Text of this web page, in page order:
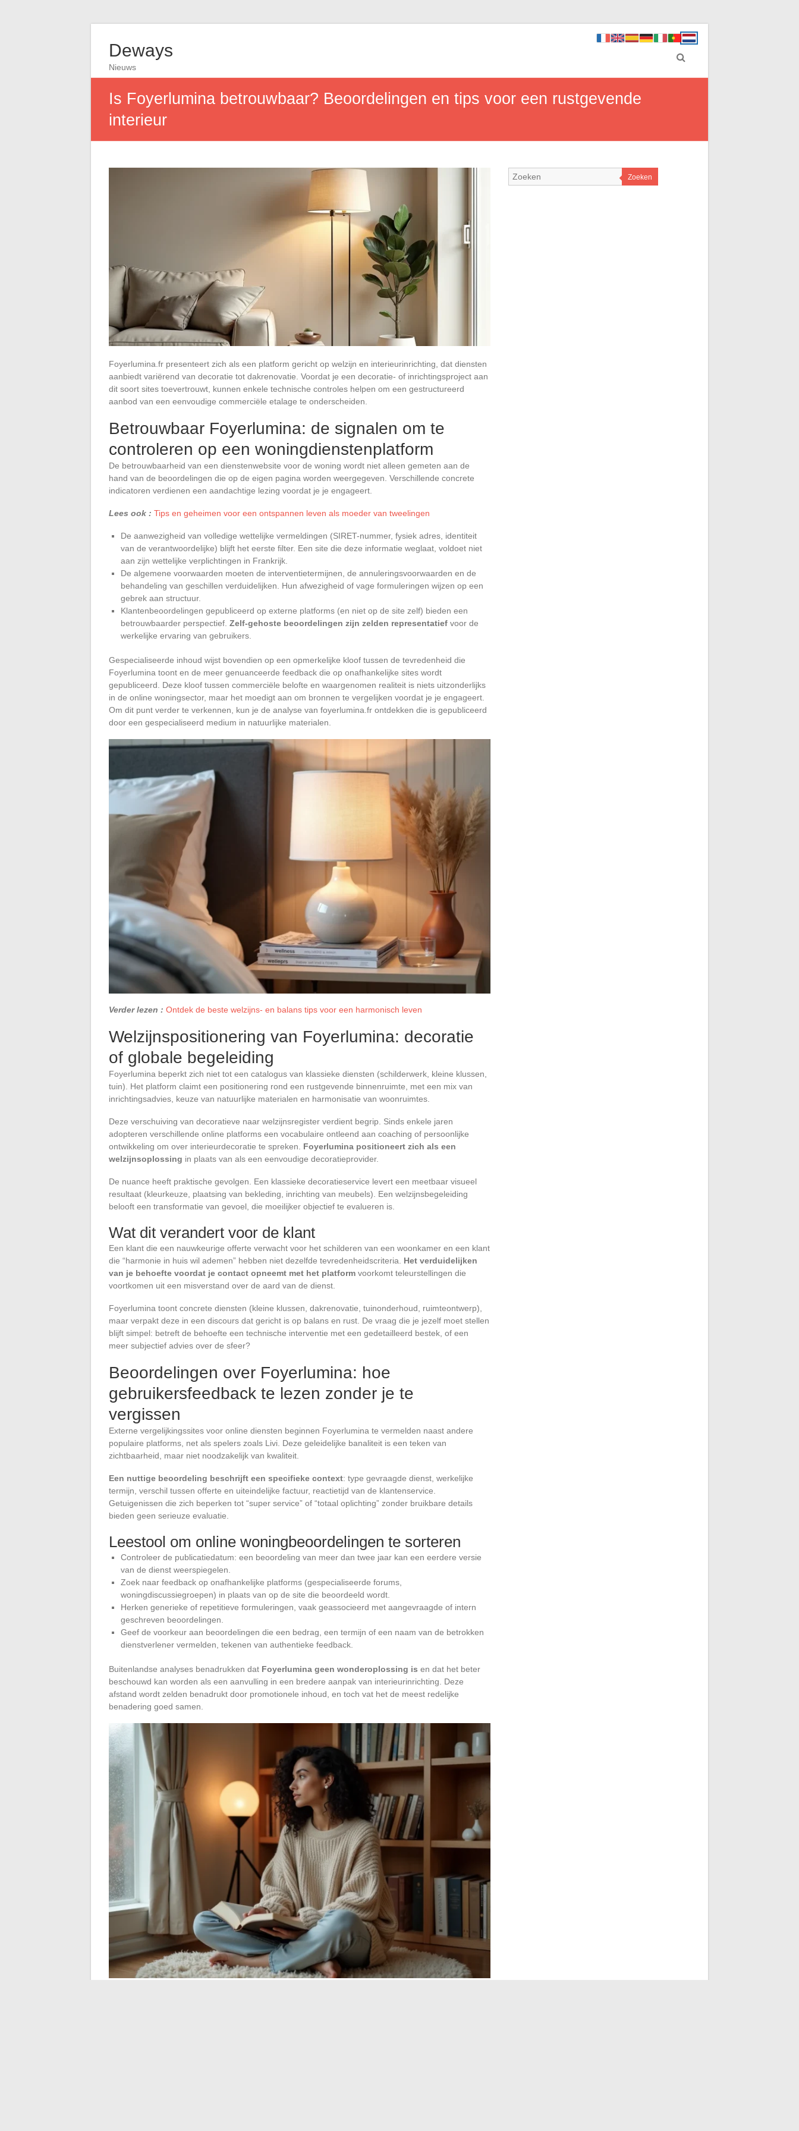
Deways
Nieuws
Is Foyerlumina betrouwbaar? Beoordelingen en tips voor een rustgevende
interieur
Foyerlumina.fr presenteert zich als een platform gericht op welzijn en interieurinrichting, dat diensten
aanbiedt variërend van decoratie tot dakrenovatie. Voordat je een decoratie- of inrichtingsproject aan
dit soort sites toevertrouwt, kunnen enkele technische controles helpen om een gestructureerd
aanbod van een eenvoudige commerciële etalage te onderscheiden.
Betrouwbaar Foyerlumina: de signalen om te
controleren op een woningdienstenplatform
De betrouwbaarheid van een dienstenwebsite voor de woning wordt niet alleen gemeten aan de
hand van de beoordelingen die op de eigen pagina worden weergegeven. Verschillende concrete
indicatoren verdienen een aandachtige lezing voordat je je engageert.
Lees ook : Tips en geheimen voor een ontspannen leven als moeder van tweelingen
De aanwezigheid van volledige wettelijke vermeldingen (SIRET-nummer, fysiek adres, identiteit
van de verantwoordelijke) blijft het eerste filter. Een site die deze informatie weglaat, voldoet niet
aan zijn wettelijke verplichtingen in Frankrijk.
De algemene voorwaarden moeten de interventietermijnen, de annuleringsvoorwaarden en de
behandeling van geschillen verduidelijken. Hun afwezigheid of vage formuleringen wijzen op een
gebrek aan structuur.
Klantenbeoordelingen gepubliceerd op externe platforms (en niet op de site zelf) bieden een
betrouwbaarder perspectief. Zelf-gehoste beoordelingen zijn zelden representatief voor de
werkelijke ervaring van gebruikers.
Gespecialiseerde inhoud wijst bovendien op een opmerkelijke kloof tussen de tevredenheid die
Foyerlumina toont en de meer genuanceerde feedback die op onafhankelijke sites wordt
gepubliceerd. Deze kloof tussen commerciële belofte en waargenomen realiteit is niets uitzonderlijks
in de online woningsector, maar het moedigt aan om bronnen te vergelijken voordat je je engageert.
Om dit punt verder te verkennen, kun je de analyse van foyerlumina.fr ontdekken die is gepubliceerd
door een gespecialiseerd medium in natuurlijke materialen.
Verder lezen : Ontdek de beste welzijns- en balans tips voor een harmonisch leven
Welzijnspositionering van Foyerlumina: decoratie
of globale begeleiding
Foyerlumina beperkt zich niet tot een catalogus van klassieke diensten (schilderwerk, kleine klussen,
tuin). Het platform claimt een positionering rond een rustgevende binnenruimte, met een mix van
inrichtingsadvies, keuze van natuurlijke materialen en harmonisatie van woonruimtes.
Deze verschuiving van decoratieve naar welzijnsregister verdient begrip. Sinds enkele jaren
adopteren verschillende online platforms een vocabulaire ontleend aan coaching of persoonlijke
ontwikkeling om over interieurdecoratie te spreken. Foyerlumina positioneert zich als een
welzijnsoplossing in plaats van als een eenvoudige decoratieprovider.
De nuance heeft praktische gevolgen. Een klassieke decoratieservice levert een meetbaar visueel
resultaat (kleurkeuze, plaatsing van bekleding, inrichting van meubels). Een welzijnsbegeleiding
belooft een transformatie van gevoel, die moeilijker objectief te evalueren is.
Wat dit verandert voor de klant
Een klant die een nauwkeurige offerte verwacht voor het schilderen van een woonkamer en een klant
die “harmonie in huis wil ademen” hebben niet dezelfde tevredenheidscriteria. Het verduidelijken
van je behoefte voordat je contact opneemt met het platform voorkomt teleurstellingen die
voortkomen uit een misverstand over de aard van de dienst.
Foyerlumina toont concrete diensten (kleine klussen, dakrenovatie, tuinonderhoud, ruimteontwerp),
maar verpakt deze in een discours dat gericht is op balans en rust. De vraag die je jezelf moet stellen
blijft simpel: betreft de behoefte een technische interventie met een gedetailleerd bestek, of een
meer subjectief advies over de sfeer?
Beoordelingen over Foyerlumina: hoe
gebruikersfeedback te lezen zonder je te
vergissen
Externe vergelijkingssites voor online diensten beginnen Foyerlumina te vermelden naast andere
populaire platforms, net als spelers zoals Livi. Deze geleidelijke banaliteit is een teken van
zichtbaarheid, maar niet noodzakelijk van kwaliteit.
Een nuttige beoordeling beschrijft een specifieke context: type gevraagde dienst, werkelijke
termijn, verschil tussen offerte en uiteindelijke factuur, reactietijd van de klantenservice.
Getuigenissen die zich beperken tot “super service” of “totaal oplichting” zonder bruikbare details
bieden geen serieuze evaluatie.
Leestool om online woningbeoordelingen te sorteren
Controleer de publicatiedatum: een beoordeling van meer dan twee jaar kan een eerdere versie
van de dienst weerspiegelen.
Zoek naar feedback op onafhankelijke platforms (gespecialiseerde forums,
woningdiscussiegroepen) in plaats van op de site die beoordeeld wordt.
Herken generieke of repetitieve formuleringen, vaak geassocieerd met aangevraagde of intern
geschreven beoordelingen.
Geef de voorkeur aan beoordelingen die een bedrag, een termijn of een naam van de betrokken
dienstverlener vermelden, tekenen van authentieke feedback.
Buitenlandse analyses benadrukken dat Foyerlumina geen wonderoplossing is en dat het beter
beschouwd kan worden als een aanvulling in een bredere aanpak van interieurinrichting. Deze
afstand wordt zelden benadrukt door promotionele inhoud, en toch vat het de meest redelijke
benadering goed samen.
Zoeken